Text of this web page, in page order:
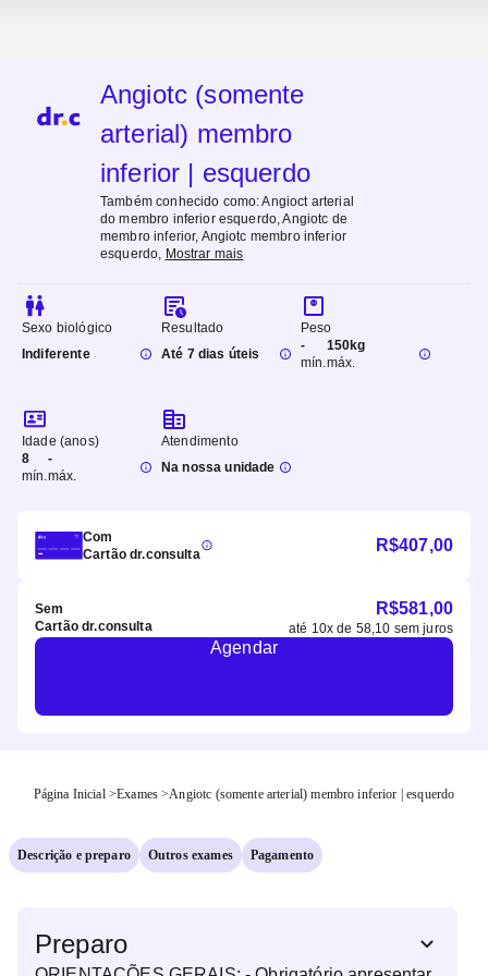
Angiotc (somente
arterial) membro
inferior | esquerdo
Também conhecido como:Angioct arterial
do membro inferior esquerdo, Angiotc de
membro inferior, Angiotc membro inferior
esquerdo, Mostrar mais
Sexo biológico
Indiferente
Resultado
Até 7 dias úteis
Peso
-
mín.
150kg
máx.
Idade (anos)
8
mín.
-
máx.
Atendimento
Na nossa unidade
Com
Cartão dr.consulta
R$407,00
Sem
Cartão dr.consulta
R$581,00
até 10x de 58,10 sem juros
Agendar
Página Inicial >Exames >Angiotc (somente arterial) membro inferior | esquerdo
Descrição e preparo Outros exames Pagamento
Preparo